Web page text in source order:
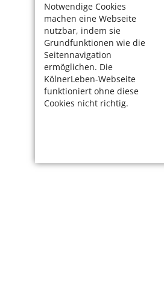
Notwendige Cookies
machen eine Webseite
nutzbar, indem sie
Grundfunktionen wie die
Seitennavigation
ermöglichen. Die
KölnerLeben-Webseite
funktioniert ohne diese
Cookies nicht richtig.